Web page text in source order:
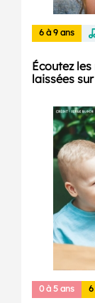
6 à 9 ans
Écoutez
laissées
0 à 5 ans 6